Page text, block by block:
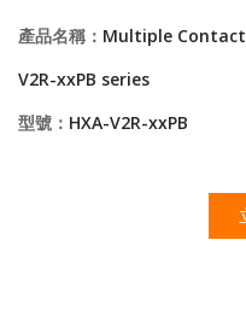
產品名稱： Multiple
V2R-xxPB series
型號： HXA-V2R-xxPB